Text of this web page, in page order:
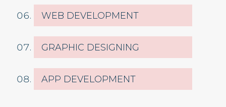
WEB DEVELOPMENT
GRAPHIC DESIGNING
APP DEVELOPMENT